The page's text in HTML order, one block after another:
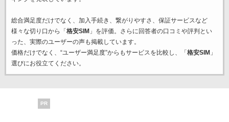
総合満足度だけでなく、加入手続き、繋がりやすさ、保証サービスなど
様々な切り口から「 格安SIM 」を評価。さらに回答者の口コミや評判とい
った、実際のユーザーの声も掲載しています。
価格だけでなく、“ユーザー満足度”からもサービスを比較し、「 格安SIM 」
選びにお役立てください。
PR